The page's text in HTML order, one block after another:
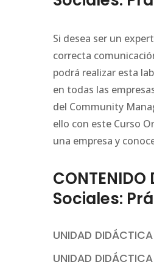
Si desea ser un
correcta
podrá realizar esta
en todas las
del Community
ello con este Curso
una empresa y
Sociales:
UNIDAD
UNIDAD